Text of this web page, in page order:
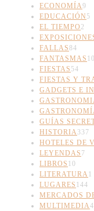
ECONOMÍA9
EDUCACIÓN 5
EL TIEMPO 2
FALLAS84
FANTASMAS 10
FIESTAS 54
FIESTAS Y
GADGETS E
GUÍAS
HISTORIA 337
HOTELES DE
LEYENDAS 7
LIBROS 10
LITERATURA 1
LUGARES 144
MERCADOS
MULTIMEDIA4